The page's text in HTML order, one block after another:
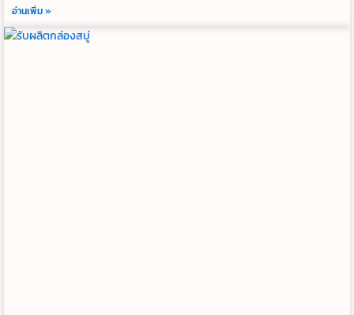
อ่านเพิ่ม »